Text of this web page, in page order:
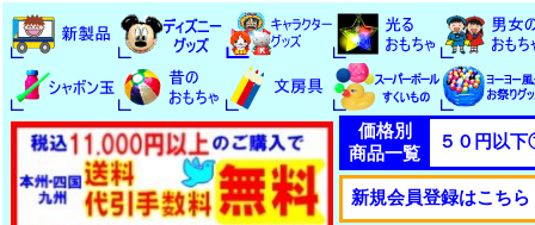
価格別
商品一覧
５０円以
新規会員登録はこちら